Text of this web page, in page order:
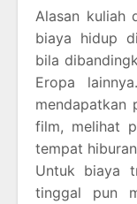
Alasan kuliah
biaya hidup
bila
Eropa
mendapatkan
film, melihat
tempat
Untuk biaya
tinggal pun